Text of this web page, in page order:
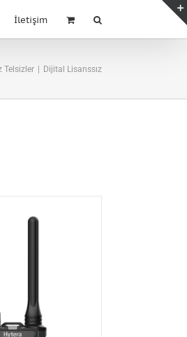
İletişim
Telsizler | Dijital Lisanssız